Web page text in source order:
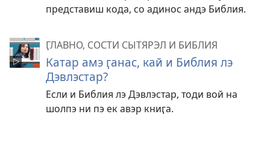
представиш кода, со адинос андэ Библия.
ӶЛАВНО, СОСТИ СЫТЯРЭЛ И БИБЛИЯ
Катар амэ ӷанас, кай и Библия лэ
Дэвлэстар?
Если и Библия лэ Дэвлэстар, тоди вой на
шолпэ ни пэ ек авэр книӷа.